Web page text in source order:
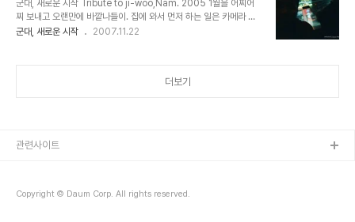
쪽으로 온다 해서 서점에서 빈둥거리기 시작. 서점에서 발견한 일·영
사전. 나한테는 별 쓸모도 없는데 디자인이 예뻐서 왠지 갖고 싶었다.
기다림과 배고픔에 지쳐. -_- KFC에 들렀다. 안에서는 그다지 접할
군대, 새로운 시작 Tribute to ji-woo,Nam. 2005 1월을 어찌어
찌 보내고 오랜만에 바깥나들이. 집에 와서 먼저 하는 일은 카메라 챙
기기, 핸드폰 살리기. 펼쳐본 수첩 속엔 생각날 때마다 적어놓은 이런
충무로역에 도착. 오랜만에 효숙양이 청주에서 올라왔단다. 집에서 늦
아다녔는데 결국 선..
군대, 새로운 시작 2007.11.22
더보기
Copyright © Daum Corp. All rights reserved.
관련사이트